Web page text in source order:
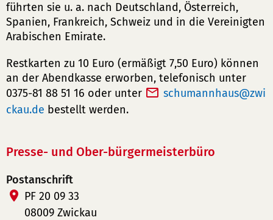
führten sie u. a. nach Deutschland, Österreich,
Spanien, Frankreich, Schweiz und in die Vereinigten
Arabischen Emirate.
Restkarten zu 10 Euro (ermäßigt 7,50 Euro) können
an der Abendkasse erworben, telefonisch unter
0375-81 88 51 16 oder unter
schumannhaus
zwi
ckau de bestellt werden.
Presse- und Ober-bürgermeisterbüro
Postanschrift
PF 20 09 33
08009 Zwickau